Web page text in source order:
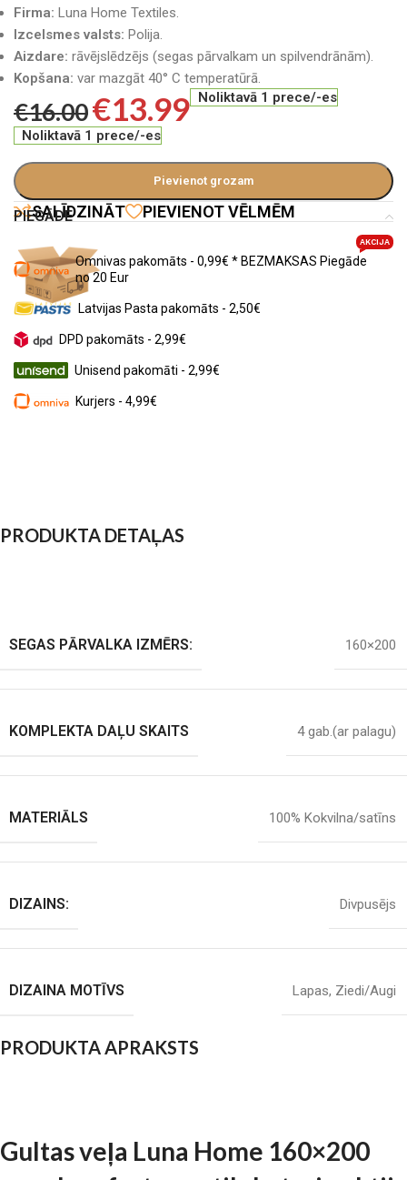
Firma: Luna Home Textiles.
Izcelsmes valsts: Polija.
Aizdare: rāvējslēdzējs (segas pārvalkam un spilvendrānām).
Kopšana: var mazgāt 40° C temperatūrā.
€16.00€13.99 Noliktavā 1 prece/-es
Noliktavā 1 prece/-es
Pievienot grozam
SALĪDZINĀT PIEVIENOT VĒLMĒM
PIEGĀDE
Omnivas pakomāts - 0,99€ * BEZMAKSAS Piegāde
no 20 Eur
AKCIJA
Latvijas Pasta pakomāts - 2,50€
DPD pakomāts - 2,99€
Unisend pakomāti - 2,99€
Kurjers - 4,99€
PRODUKTA DETAĻAS
SEGAS PĀRVALKA IZMĒRS: 160×200
KOMPLEKTA DAĻU SKAITS 4 gab.(ar palagu)
MATERIĀLS 100% Kokvilna/satīns
DIZAINS: Divpusējs
DIZAINA MOTĪVS Lapas, Ziedi/Augi
PRODUKTA APRAKSTS
Gultas veļa Luna Home 160×200